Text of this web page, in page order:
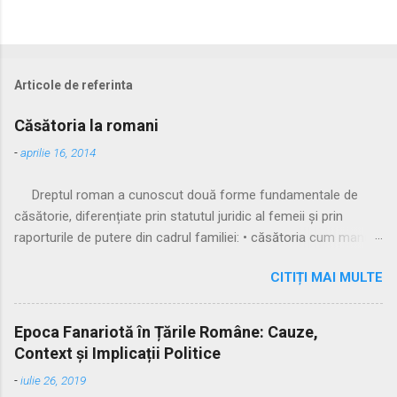
Articole de referinta
Căsătoria la romani
-aprilie 16, 2014
Dreptul roman a cunoscut două forme fundamentale de
căsătorie, diferențiate prin statutul juridic al femeii și prin
raporturile de putere din cadrul familiei: • căsătoria cum manus
și practicată a fost căsătoria cu manus, prin care femeia
trecea sub autoritatea soțului, devenind parte a familiei
acestuia. Spre sfârșitul Republicii, tot mai multe femei au
început să evite această subordonare, trăind în uniuni
nelegitime. Pentru a limita fenomenul, romanii au recunoscut și
căsătoria fără manus, care permitea femeii să rămână sub
CITIȚI MAI MULTE
Epoca Fanariotă în Țările Române: Cauze,
Context și Implicații Politice
-iulie 26, 2019